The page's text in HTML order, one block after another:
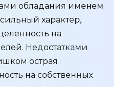
обладания именем
характер,
на
Недостатками
острая
на собственных